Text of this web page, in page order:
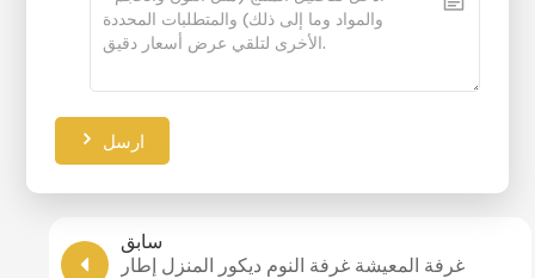
ارسل
سابق
غرفة المعيشة غرفة النوم ديكور المنزل إطار